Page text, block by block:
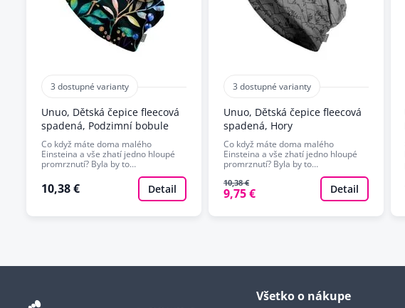
3 dostupné varianty
Unuo, Dětská čepice fleecová
spadená, Podzimní bobule
Co když máte doma malého
Einsteina a vše zhatí jedno hloupé
promrznutí? Byla by to…
10,38 € Detail
3 dostupné varianty
Unuo, Dětská čepice fleecová
spadená, Hory
Co když máte doma malého
Einsteina a vše zhatí jedno hloupé
promrznutí? Byla by to…
10,38 €
9,75 € Detail
Všetko o nákupe